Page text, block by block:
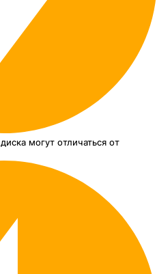
диска могут отличаться от